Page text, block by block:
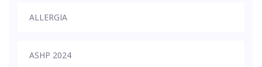
ALLERGIA
ASHP 2024